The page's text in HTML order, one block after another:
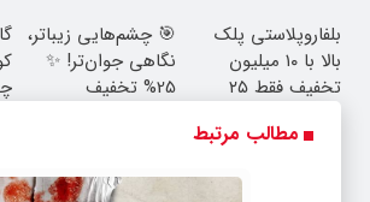
بلفاروپلاستی پلک
بالا با ۱۰ میلیون
تخفیف فقط ۲۵
🎯 چشم‌هایی زیباتر،
نگاهی جوان‌تر! ✨
25% تخفیف
مطالب مرتبط